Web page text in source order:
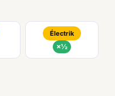
Électrik
×½